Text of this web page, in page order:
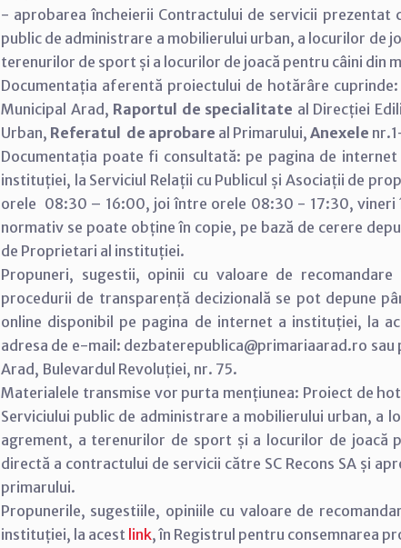
- aprobarea încheierii Contractului de servicii prezentat
public de administrare a mobilierului urban, a locurilor de
terenurilor de sport și a locurilor de joacă pentru câini din
Documentația aferentă proiectului de hotărâre cuprinde:
Municipal Arad, Raportul de specialitate al Direcției
Urban, Referatul de aprobare al Primarului, Anexele
Documentația poate fi consultată: pe pagina de
instituției, la Serviciul Relații cu Publicul și Asociații de
orele 08:30 – 16:00, joi între orele 08:30 - 17:30,
normativ se poate obține în copie, pe bază de cerere
de Proprietari al instituției.
Propuneri, sugestii, opinii cu valoare de
procedurii de transparență decizională se pot depune
online disponibil pe pagina de internet a instituției, la
adresa de e-mail: dezbaterepublica@primariaarad.ro
Arad, Bulevardul Revoluției, nr. 75.
Materialele transmise vor purta mențiunea: Proiect de
Serviciului public de administrare a mobilierului urban, a
agrement, a terenurilor de sport și a locurilor de joacă
directă a contractului de servicii către SC Recons SA și
primarului.
Propunerile, sugestiile, opiniile cu valoare de
instituției, la acest link, în Registrul pentru consemnarea